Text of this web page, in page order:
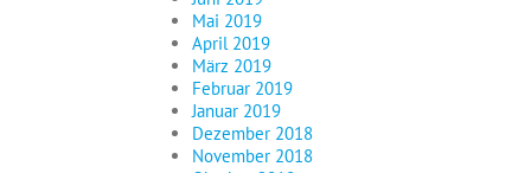
Mai 2019
April 2019
März 2019
Februar 2019
Januar 2019
Dezember 2018
November 2018